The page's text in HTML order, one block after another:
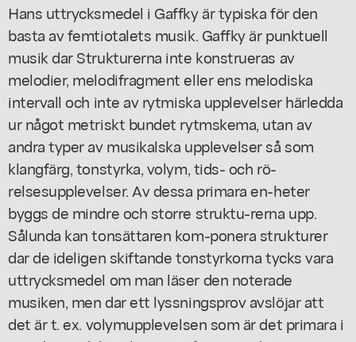
Hans uttrycksmedel i Gaffky är typiska för den
basta av femtiotalets musik. Gaffky är punktuell
musik dar Strukturerna inte konstrueras av
melodier, melodifragment eller ens melodiska
intervall och inte av rytmiska upplevelser härledda
ur något metriskt bundet rytmskema, utan av
andra typer av musikalska upplevelser så som
klangfärg, tonstyrka, volym, tids- och rö-
relsesupplevelser. Av dessa primara en-heter
byggs de mindre och storre struktu-rerna upp.
Sålunda kan tonsättaren kom-ponera strukturer
dar de ideligen skiftande tonstyrkorna tycks vara
uttrycksmedel om man läser den noterade
musiken, men dar ett lyssningsprov avslöjar att
det är t. ex. volymupplevelsen som är det primara i